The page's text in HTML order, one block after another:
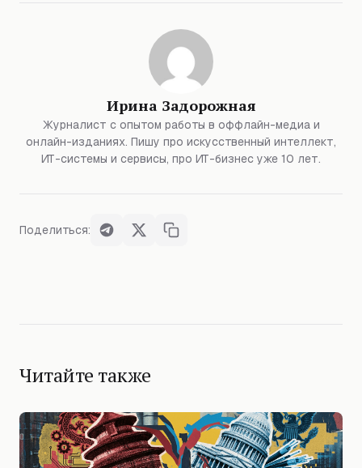
Ирина Задорожная
Журналист с опытом работы в оффлайн-медиа и
онлайн-изданиях. Пишу про искусственный интеллект,
ИТ-системы и сервисы, про ИТ-бизнес уже 10 лет.
Поделиться:
Читайте также